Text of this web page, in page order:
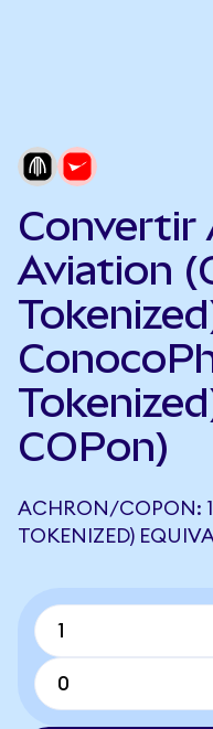
Convertir
Aviation
COPon)
ACHRON/COPON:
TOKENIZED)